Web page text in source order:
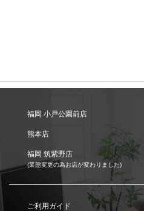
福岡 小戸公園前店
熊本店
福岡 筑紫野店
(業態変更の為お店が変わりました)
ご利用ガイド